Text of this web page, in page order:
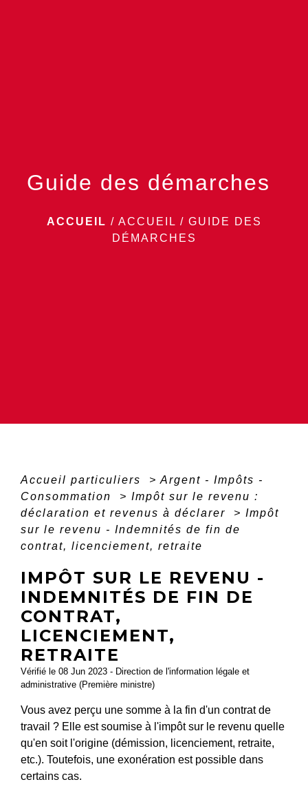
Guide des démarches
ACCUEIL / ACCUEIL / GUIDE DES
DÉMARCHES
Accueil particuliers > Argent - Impôts -
Consommation
> Impôt sur le revenu :
déclaration et revenus à déclarer
> Impôt
sur le revenu - Indemnités de fin de
contrat, licenciement, retraite
IMPÔT SUR LE REVENU -
INDEMNITÉS DE FIN DE
CONTRAT,
LICENCIEMENT,
RETRAITE
Vérifié le 08 Jun 2023 - Direction de l'information légale et
administrative (Première ministre)
Vous avez perçu une somme à la fin d'un contrat de
travail ? Elle est soumise à l'impôt sur le revenu quelle
qu'en soit l'origine (démission, licenciement, retraite,
etc.). Toutefois, une exonération est possible dans
certains cas.